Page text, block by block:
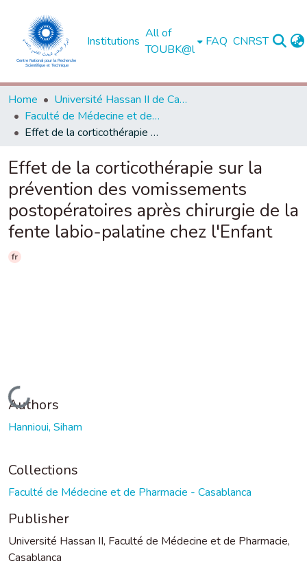
Institutions
All of
TOUBK@l
FAQ CNRST
Home
Université Hassan II de Casablanca
Faculté de Médecine et de Pharmacie - Casablanca
Effet de la corticothérapie sur la prévention des vomissements postopératoires après chirurgie de la fente labio-palatine chez l'Enfant
Effet de la corticothérapie sur la
prévention des vomissements
postopératoires après chirurgie de la
fente labio-palatine chez l'Enfant
fr
Loading...
Authors
Hannioui, Siham
Collections
Faculté de Médecine et de Pharmacie - Casablanca
Publisher
Université Hassan II, Faculté de Médecine et de Pharmacie,
Casablanca